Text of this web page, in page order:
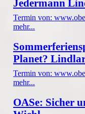
Jedermann
Termin von:
mehr...
Planet?
Termin von:
mehr...
OASe: Sicher